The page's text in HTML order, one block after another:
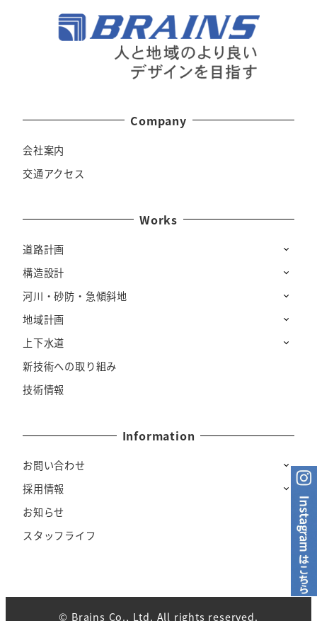
Company
会社案内
交通アクセス
Works
道路計画
構造設計
河川・砂防・急傾斜地
地域計画
上下水道
新技術への取り組み
技術情報
Information
お問い合わせ
採用情報
お知らせ
スタッフライフ
© Brains Co., Ltd. All rights reserved.